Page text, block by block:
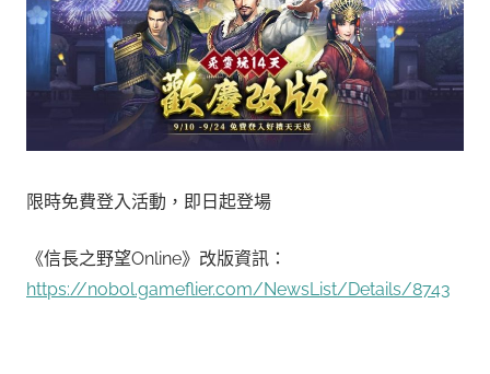
限時免費登入活動，即日起登場
《信長之野望Online》改版資訊：
https://nobol.gameflier.com/NewsList/Details/8743